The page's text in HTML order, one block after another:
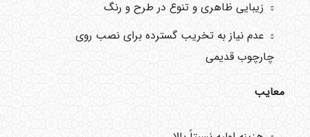
زیبایی ظاهری و تنوع در طرح و رنگ
عدم نیاز به تخریب گسترده برای نصب روی
چارچوب قدیمی
معایب